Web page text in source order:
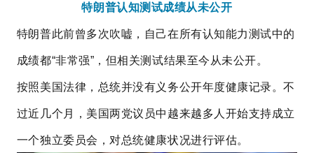
特朗普认知测试成绩从未公开
特朗普此前曾多次吹嘘，自己在所有认知能力测试中的
成绩都“非常强”，但相关测试结果至今从未公开。
按照美国法律，总统并没有义务公开年度健康记录。不
过近几个月，美国两党议员中越来越多人开始支持成立
一个独立委员会，对总统健康状况进行评估。